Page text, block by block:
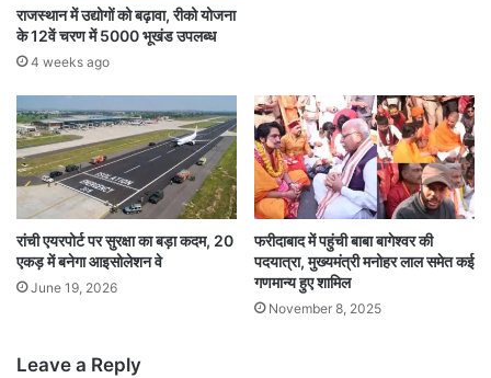
राजस्थान में उद्योगों को बढ़ावा, रीको योजना
के 12वें चरण में 5000 भूखंड उपलब्ध
4 weeks ago
रांची एयरपोर्ट पर सुरक्षा का बड़ा कदम, 20
एकड़ में बनेगा आइसोलेशन वे
June 19, 2026
फरीदाबाद में पहुंची बाबा बागेश्वर की
पदयात्रा, मुख्यमंत्री मनोहर लाल समेत कई
गणमान्य हुए शामिल
November 8, 2025
Leave a Reply